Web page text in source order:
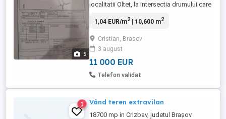
5
localitatii Oltet, la intersectia drumului care
Janmar, Terenul are deschidere de 14mp
sosea.Pe langa acest teren mai ofer inca
8000 mp teren arabil in Oltet, pe o parcela
trece autostrada ...
1,04 EUR/m2| 10,600 m2
Cristian, Brasov
3 august
11 000 EUR
Telefon validat
1 Vând teren extravilan
18700 mp in Crizbav, judetul Brașov